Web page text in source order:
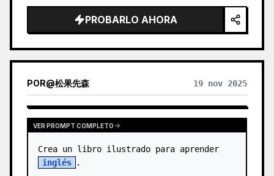
colores mínima, modo oscuro y alto
contraste. …PROBARLO AHORA
POR@松果先森 19 nov 2025
VER PROMPT COMPLETO
inglés
.